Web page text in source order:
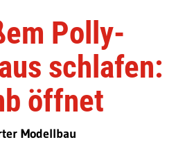
Polly-
schlafen:
öffnet
Modellbau